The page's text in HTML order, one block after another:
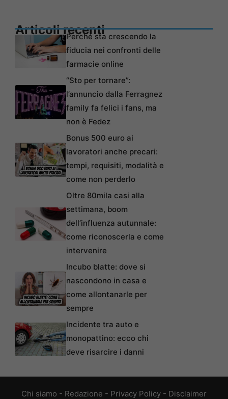
Articoli recentiPerché sta crescendo la
fiducia nei confronti delle
farmacie online
“Sto per tornare”:
l’annuncio dalla Ferragnez
family fa felici i fans, ma
non è Fedez
Bonus 500 euro ai
lavoratori anche precari:
tempi, requisiti, modalità e
come non perderlo
Oltre 80mila casi alla
settimana, boom
dell’influenza autunnale:
come riconoscerla e come
intervenire
Incubo blatte: dove si
nascondono in casa e
come allontanarle per
sempre
Incidente tra auto e
monopattino: ecco chi
deve risarcire i danni
Chi siamo - Redazione - Privacy Policy - Disclaimer